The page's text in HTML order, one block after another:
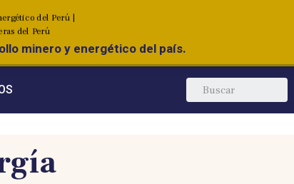
minero y energético del país.